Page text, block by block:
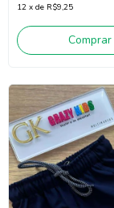
12 x de R$9,25
Comprar